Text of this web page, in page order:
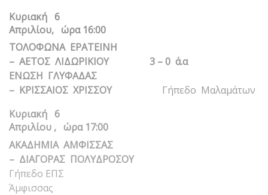
Κυριακή 6
Απριλίου, ώρα 16:00
ΤΟΛΟΦΩΝΑ ΕΡΑΤΕΙΝΗ
– ΑΕΤΟΣ ΛΙΔΩΡΙΚΙΟΥ 3 – 0 ά.α
ΕΝΩΣΗ ΓΛΥΦΑΔΑΣ
– ΚΡΙΣΣΑΙΟΣ ΧΡΙΣΣΟΥ Γήπεδο Μαλαμάτων
Κυριακή 6
Απριλίου , ώρα 17:00
ΑΚΑΔΗΜΙΑ ΑΜΦΙΣΣΑΣ
– ΔΙΑΓΟΡΑΣ ΠΟΛΥΔΡΟΣΟΥ
Γήπεδο ΕΠΣ
Άμφισσας